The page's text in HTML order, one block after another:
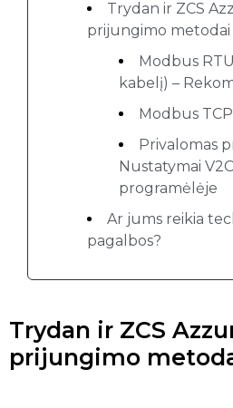
Trydan ir ZCS
prijungimo metodai
Modbus
kabelį) –
Modbus
Privalomas
Nustatymai
programėlėje
Ar jums reikia
pagalbos?
Trydan ir ZCS
prijungimo